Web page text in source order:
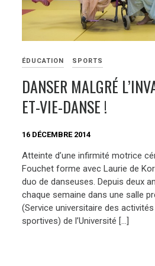
ÉDUCATION SPORTS
DANSER MALGRÉ
ET-VIE-DANSE !
16 DÉCEMBRE 2014
Atteinte d’une infirmité motrice
Fouchet forme avec Laurie de
duo de danseuses. Depuis deux
chaque semaine dans une salle
(Service universitaire des
sportives) de l’Université […]